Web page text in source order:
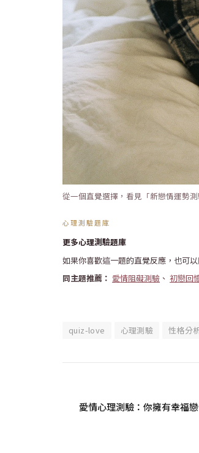
從一個直覺選擇，看見「新戀情運勢
心理測驗題庫
更多心理測驗題庫
如果你喜歡這一題的直覺反應，也可
同主題推薦： 愛情阻礙測驗 、 初戀回
quiz-love 心理測驗 性格分
愛情心理測驗：你擁有幸福